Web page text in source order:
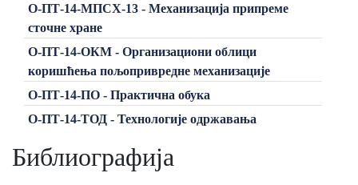
О-ПТ-14-МПСХ-13 - Механизација припреме
сточне хране
О-ПТ-14-ОКМ - Организациони облици
коришћења пољопривредне механизације
О-ПТ-14-ПО - Практична обука
О-ПТ-14-ТОД - Технологије одржавања
Библиографија